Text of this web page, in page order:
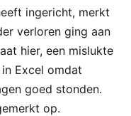
ingericht, merkt
verloren ging aan
hier, een mislukte
Excel omdat
goed stonden.
op.